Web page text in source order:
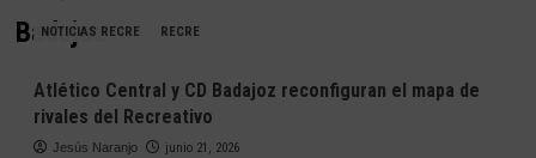
Badajoz
NOTICIAS RECRE RECRE
Atlético Central y CD Badajoz reconfiguran el mapa de
rivales del Recreativo
Jesús Naranjo junio 21, 2026